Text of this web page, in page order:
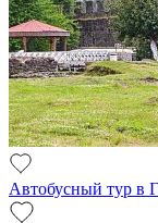
Автобусный тур в